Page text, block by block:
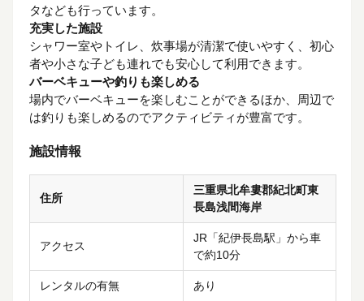
タなども行っています。
充実した施設
シャワー室やトイレ、炊事場が清潔で使いやすく、初心
者や小さな子ども連れでも安心して利用できます。
バーベキューや釣りも楽しめる
場内でバーベキューを楽しむことができるほか、周辺で
は釣りも楽しめるのでアクティビティが豊富です。
施設情報
住所
三重県北牟婁郡紀北町東
長島浅間海岸
アクセス
JR「紀伊長島駅」から車
で約10分
レンタルの有無 あり